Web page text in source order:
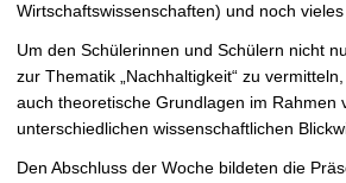
Wirtschaftswissenschaften) und noch
Um den Schülerinnen und Schülern nicht
zur Thematik „Nachhaltigkeit“ zu
auch theoretische Grundlagen im Rahmen
unterschiedlichen wissenschaftlichen
Den Abschluss der Woche bildeten die